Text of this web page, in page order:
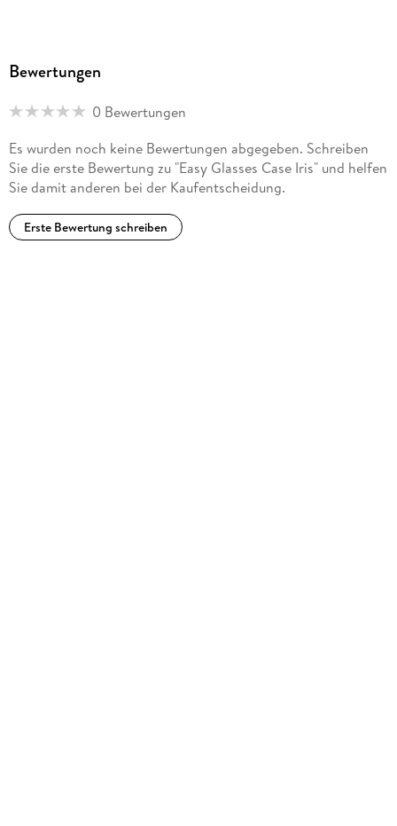
Bewertungen
0 Bewertungen
Es wurden noch keine Bewertungen abgegeben. Schreiben
Sie die erste Bewertung zu "Easy Glasses Case Iris" und helfen
Sie damit anderen bei der Kaufentscheidung.
Erste Bewertung schreiben